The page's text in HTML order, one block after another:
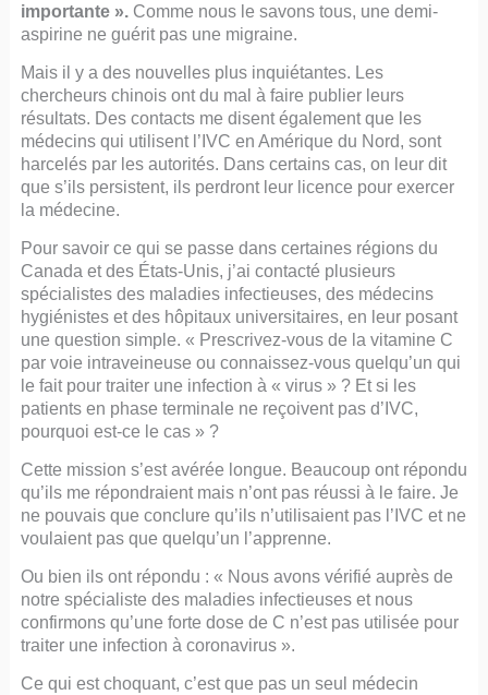
importante ». Comme nous le savons tous, une demi-
aspirine ne guérit pas une migraine.
Mais il y a des nouvelles plus inquiétantes. Les
chercheurs chinois ont du mal à faire publier leurs
résultats. Des contacts me disent également que les
médecins qui utilisent l’IVC en Amérique du Nord, sont
harcelés par les autorités. Dans certains cas, on leur dit
que s’ils persistent, ils perdront leur licence pour exercer
la médecine.
Pour savoir ce qui se passe dans certaines régions du
Canada et des États-Unis, j’ai contacté plusieurs
spécialistes des maladies infectieuses, des médecins
hygiénistes et des hôpitaux universitaires, en leur posant
une question simple. « Prescrivez-vous de la vitamine C
par voie intraveineuse ou connaissez-vous quelqu’un qui
le fait pour traiter une infection à « virus » ? Et si les
patients en phase terminale ne reçoivent pas d’IVC,
pourquoi est-ce le cas » ?
Cette mission s’est avérée longue. Beaucoup ont répondu
qu’ils me répondraient mais n’ont pas réussi à le faire. Je
ne pouvais que conclure qu’ils n’utilisaient pas l’IVC et ne
voulaient pas que quelqu’un l’apprenne.
Ou bien ils ont répondu : « Nous avons vérifié auprès de
notre spécialiste des maladies infectieuses et nous
confirmons qu’une forte dose de C n’est pas utilisée pour
traiter une infection à coronavirus ».
Ce qui est choquant, c’est que pas un seul médecin